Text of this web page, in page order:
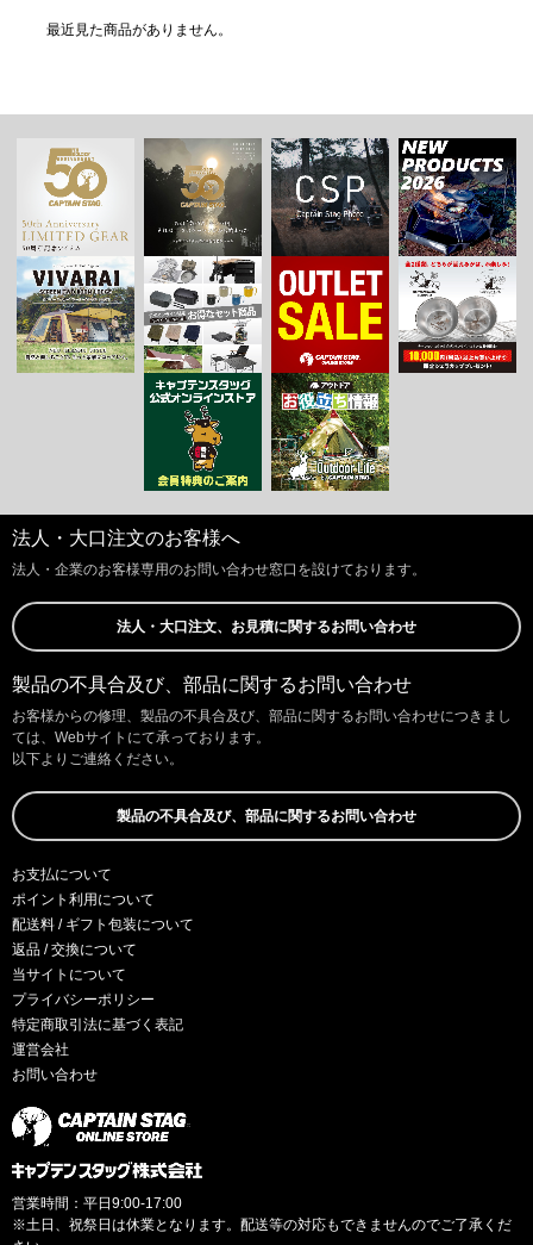
最近見た商品がありません。
法人・大口注文のお客様へ
法人・企業のお客様専用のお問い合わせ窓口を設けております。
法人・大口注文、お見積に関するお問い合わせ
製品の不具合及び、部品に関するお問い合わせ
お客様からの修理、製品の不具合及び、部品に関するお問い合わせにつきまし
ては、Webサイトにて承っております。
以下よりご連絡ください。
製品の不具合及び、部品に関するお問い合わせ
お支払について
ポイント利用について
配送料 / ギフト包装について
返品 / 交換について
当サイトについて
プライバシーポリシー
特定商取引法に基づく表記
運営会社
お問い合わせ
営業時間：平日9:00-17:00
※土日、祝祭日は休業となります。配送等の対応もできませんのでご了承くだ